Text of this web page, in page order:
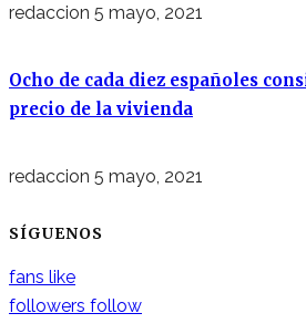
redaccion 5 mayo, 2021
Ocho de cada diez españoles
precio de la vivienda
redaccion 5 mayo, 2021
SÍGUENOS
fans like
followers follow